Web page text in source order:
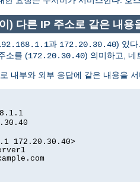
) 다른 IP 주소로 같은 내용
과 172.20.30.40) 있다
소를 (172.20.30.40) 의미하고, 네
내부와 외부 응답에 같은 내용을
172.20.30.40>